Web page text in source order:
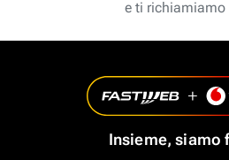
e ti richiamiamo
Insieme, siamo